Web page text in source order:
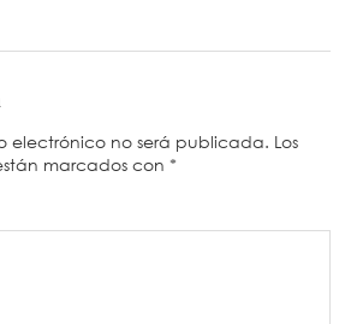
electrónico no será publicada. Los
marcados con *